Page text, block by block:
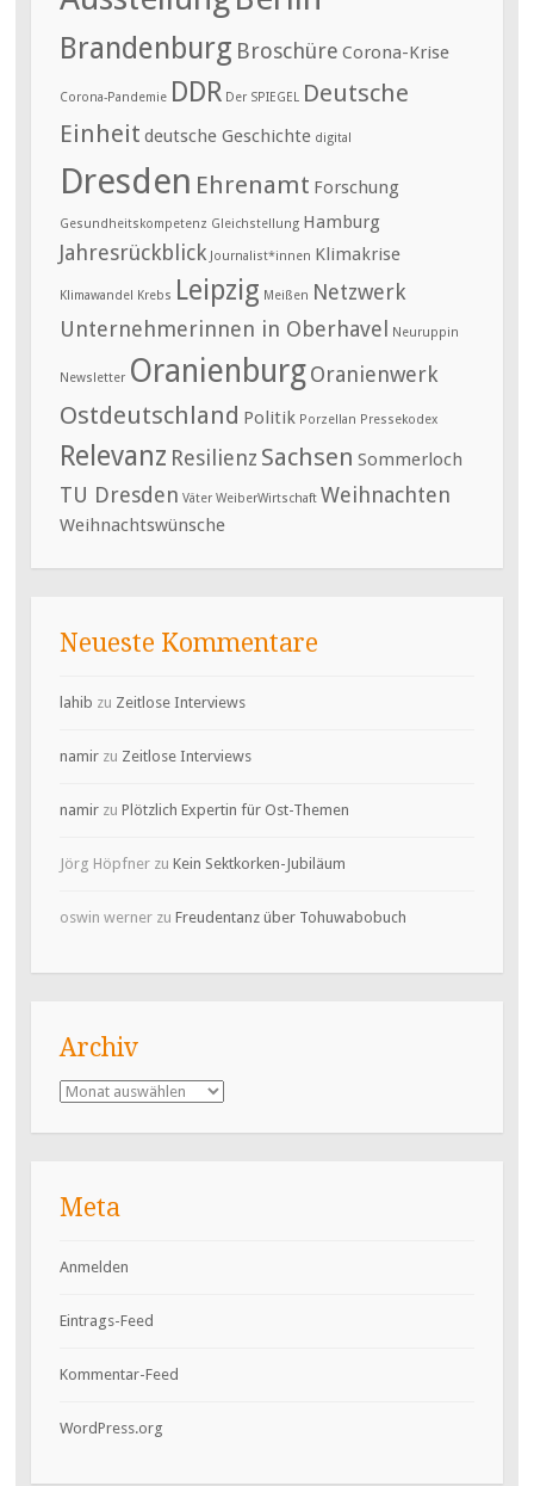
Brandenburg Broschüre Corona-Krise
Corona-Pandemie DDR Der SPIEGEL Deutsche
Einheit deutsche Geschichte digital
Dresden Ehrenamt Forschung
Gesundheitskompetenz Gleichstellung Hamburg
Jahresrückblick Journalist*innen Klimakrise
Klimawandel Krebs Leipzig Meißen Netzwerk
Unternehmerinnen in Oberhavel
Neuruppin
Newsletter OranienburgOranienwerk
Ostdeutschland Politik Porzellan Pressekodex
Relevanz Resilienz Sachsen Sommerloch
TU Dresden Väter WeiberWirtschaft Weihnachten
Weihnachtswünsche
Neueste Kommentare
lahib zu Zeitlose Interviews
namirzu Zeitlose Interviews
namirzu Plötzlich Expertin für Ost-Themen
Jörg Höpfnerzu Kein Sektkorken-Jubiläum
oswin wernerzu Freudentanz über Tohuwabobuch
Archiv
Archiv
Meta
Anmelden
Eintrags-Feed
Kommentar-Feed
WordPress.org